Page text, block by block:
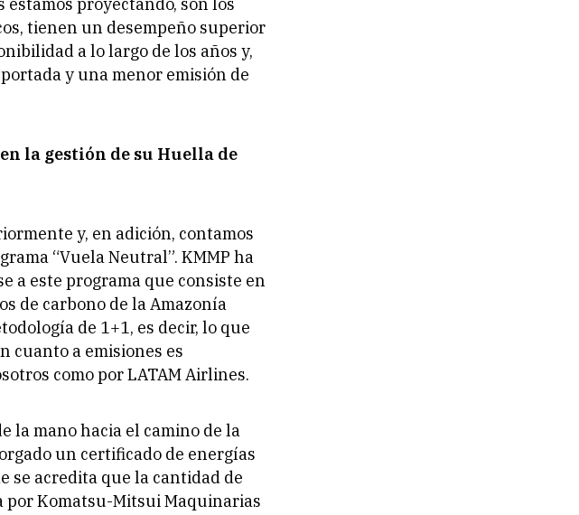
tienen un desempeño superior
a lo largo de los años y,
y una menor emisión de
la gestión de su Huella de
y, en adición, contamos
“Vuela Neutral”. KMMP ha
a este programa que consiste en
de carbono de la Amazonía
de 1+1, es decir, lo que
cuanto a emisiones es
como por LATAM Airlines.
la mano hacia el camino de la
un certificado de energías
se acredita que la cantidad de
Komatsu-Mitsui Maquinarias